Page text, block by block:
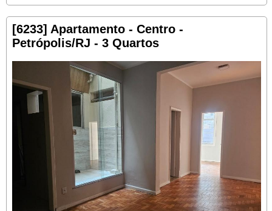
[6233] Apartamento - Centro -
Petrópolis/RJ - 3 Quartos